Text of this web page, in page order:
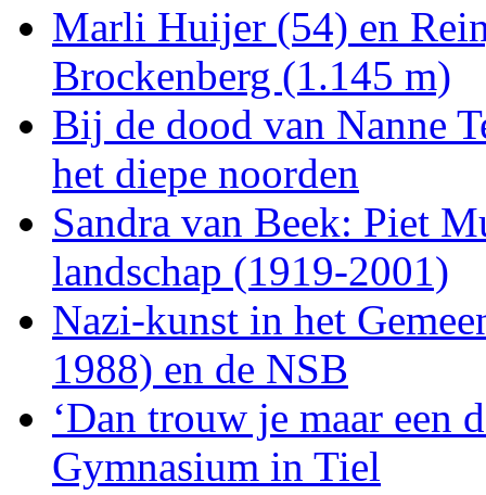
Marli Huijer (54) en
Brockenberg (1.145 m)
Bij de dood van Nanne
het diepe noorden
Sandra van Beek: Piet
landschap (1919-2001)
Nazi-kunst in het
1988) en de NSB
‘Dan trouw je maar een
Gymnasium in Tiel